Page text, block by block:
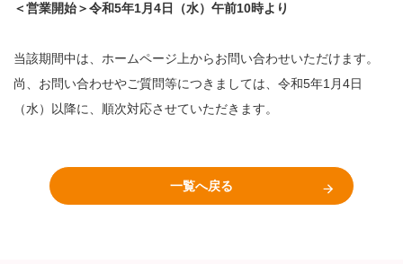
＜営業開始＞令和5年1月4日（水）午前10時より
当該期間中は、ホームページ上からお問い合わせいただけます。
尚、お問い合わせやご質問等につきましては、令和5年1月4日
（水）以降に、順次対応させていただきます。
一覧へ戻る